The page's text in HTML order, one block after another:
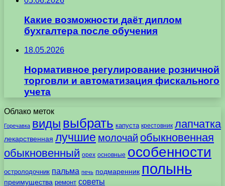
Какие возможности даёт диплом
бухгалтера после обучения
18.05.2026
Нормативное регулирование розничной
торговли и автоматизация фискального
учета
Облако меток
Горечавка виды выбрать капуста крестовник лапчатка
лекарственная лучшие молочай обыкновенная
обыкновенный орех основные особенности
остролодочник пальма печь подмаренник полынь
преимущества ремонт советы